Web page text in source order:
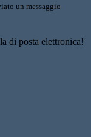
un messaggio
di posta elettronica!